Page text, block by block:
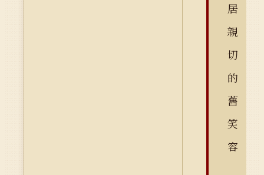
居
親
切
的
舊
笑
容